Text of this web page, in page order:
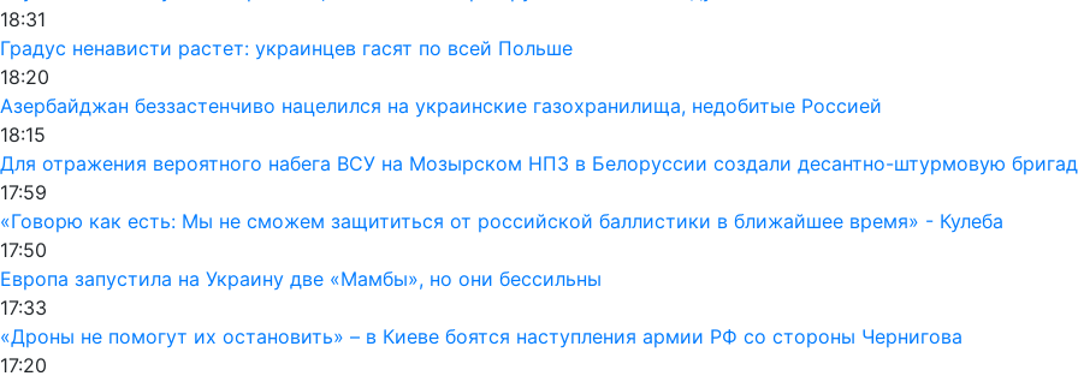
18:31
Градус ненависти растет: украинцев гасят по всей Польше
18:20
Азербайджан беззастенчиво нацелился на украинские газохранилища, недобитые Россией
18:15
Для отражения вероятного набега ВСУ на Мозырском НПЗ в Белоруссии создали десантно-штурмовую
17:59
«Говорю как есть: Мы не сможем защититься от российской баллистики в ближайшее время» - Кулеба
17:50
Европа запустила на Украину две «Мамбы», но они бессильны
17:33
«Дроны не помогут их остановить» – в Киеве боятся наступления армии РФ со стороны Чернигова
17:20